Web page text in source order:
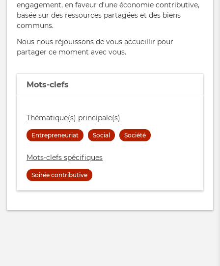
engagement, en faveur d'une économie contributive,
basée sur des ressources partagées et des biens
communs.
Nous nous réjouissons de vous accueillir pour
partager ce moment avec vous.
Mots-clefs
Thématique(s) principale(s)
Entrepreneuriat Social Société
Mots-clefs spécifiques
Soirée contributive